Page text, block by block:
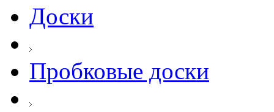
Доски
Пробковые доски